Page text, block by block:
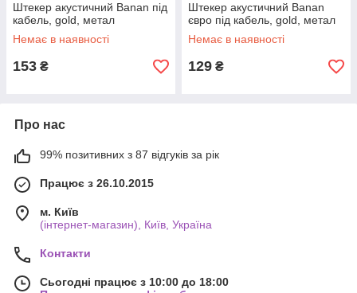
Штекер акустичний Banan під
кабель, gold, метал
Немає в наявності
153 ₴
Штекер акустичний Banan
євро під кабель, gold, метал
Немає в наявності
129 ₴
Про нас
99% позитивних з 87 відгуків за рік
Працює з 26.10.2015
м. Київ
(інтернет-магазин), Київ, Україна
Контакти
Сьогодні працює з 10:00 до 18:00